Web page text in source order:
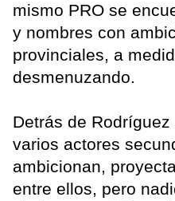
mismo PRO se
y nombres con
provinciales, a
desmenuzando.
Detrás de
varios actores
ambicionan,
entre ellos, pero